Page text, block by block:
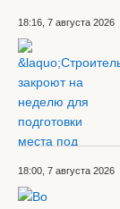
18:16, 7 августа 2026
18:00, 7 августа 2026